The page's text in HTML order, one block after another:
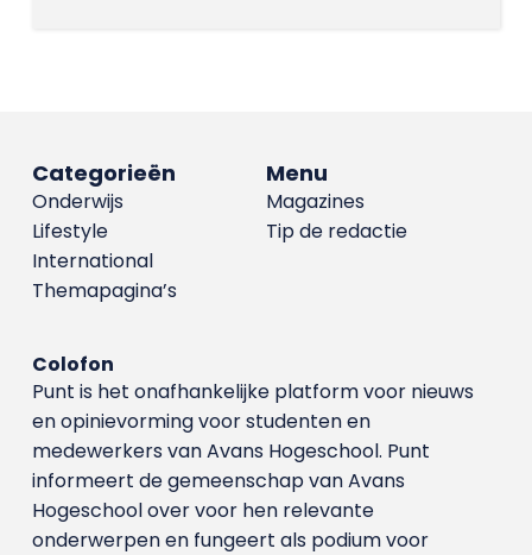
Menu
Magazines
Tip de redactie
Categorieën
Onderwijs
Lifestyle
International
Themapagina’s
Colofon
Punt is het onafhankelijke platform voor nieuws
en opinievorming voor studenten en
medewerkers van Avans Hoge­school. Punt
informeert de gemeenschap van Avans
Hogeschool over voor hen relevante
onderwerpen en fungeert als podium voor